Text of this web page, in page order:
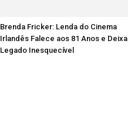
Brenda Fricker: Lenda do Cinema
Irlandês Falece aos 81 Anos e Deixa
Legado Inesquecível